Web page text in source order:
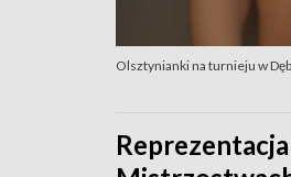
Olsztynianki na turnieju w